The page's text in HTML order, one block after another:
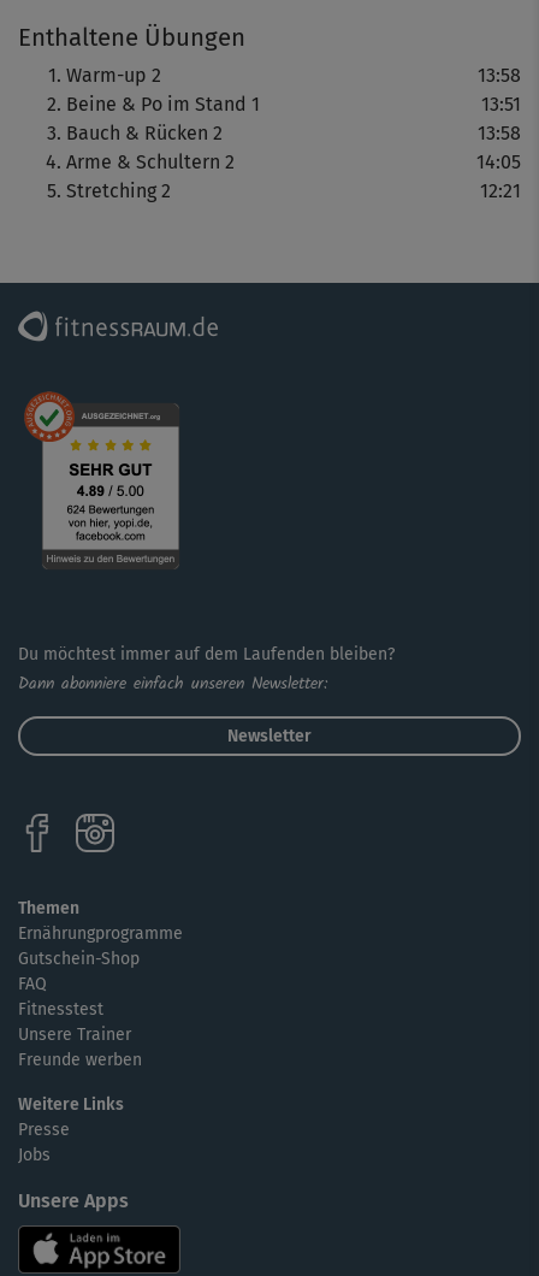
Hinweis: Die verschiedenen Kursvarianten sind so
aufgebaut, dass du sie auch als mehrwöchiges Programm
trainieren kannst. So kannst du dir auch selbst dein
persönliches „Schlank & Fit“-Programm
zusammenstellen! Einfach die Kurse der Reihe nach in
deinen Trainingskalender eintragen und die Pausentage
Enthaltene Übungen
Warm-up 2
13:58
Beine & Po im Stand 1
13:51
Bauch & Rücken 2
13:58
Arme & Schultern 2
14:05
Stretching 2
12:21
Du möchtest immer auf dem Laufenden bleiben?
Dann abonniere einfach unseren Newsletter:
Newsletter
Themen
Ernährungprogramme
Gutschein-Shop
FAQ
Fitnesstest
Unsere Trainer
Freunde werben
Weitere Links
Presse
Jobs
Unsere Apps